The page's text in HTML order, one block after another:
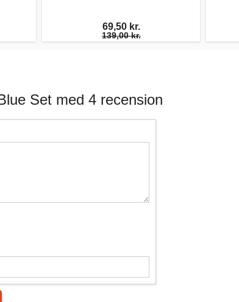
69,50 kr.
139,00 kr.
Set med 4 recension